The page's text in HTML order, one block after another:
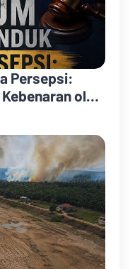
Persepsi:
oleh